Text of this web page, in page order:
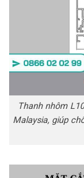
Thanh nhôm
Malaysia, giúp